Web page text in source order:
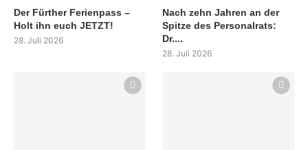
Der Fürther Ferienpass –
Holt ihn euch JETZT!
28. Juli 2026
Nach zehn Jahren an der
Spitze des Personalrats:
Dr....
28. Juli 2026